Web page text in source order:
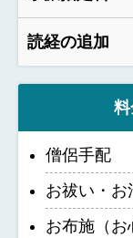
読経の追加
僧侶手配
お祓い・お
お布施（お